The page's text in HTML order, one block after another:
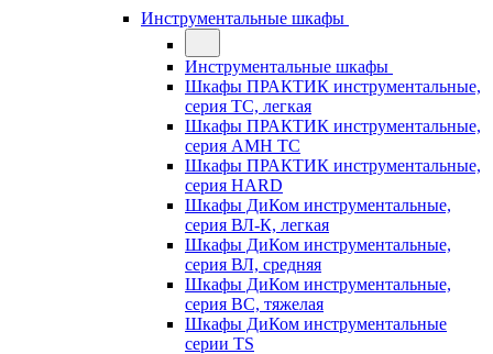
Инструментальные шкафы
Инструментальные шкафы
Шкафы ПРАКТИК инструментальные,
серия TC, легкая
Шкафы ПРАКТИК инструментальные,
серия AMH TC
Шкафы ПРАКТИК инструментальные,
серия HARD
Шкафы ДиКом инструментальные,
cерия ВЛ-К, легкая
Шкафы ДиКом инструментальные,
серия ВЛ, средняя
Шкафы ДиКом инструментальные,
серия ВС, тяжелая
Шкафы ДиКом инструментальные
серии TS